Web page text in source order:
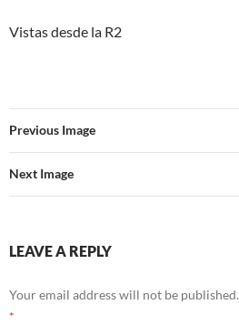
Vistas desde la R2
Previous Image
Next Image
LEAVE A REPLY
Your email address will not be published.
*